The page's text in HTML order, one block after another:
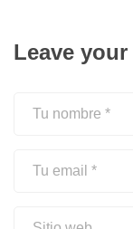
Leave